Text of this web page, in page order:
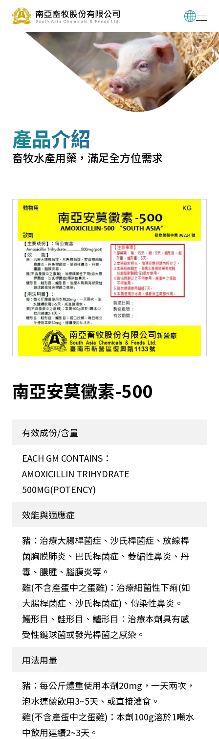
產品介紹
畜牧水產用藥，滿足全方位需求
南亞安莫黴素-500
有效成份/含量
EACH GM CONTAINS：
AMOXICILLIN TRIHYDRATE
500MG(POTENCY)
效能與適應症
豬：治療大腸桿菌症、沙氏桿菌症、放線桿
菌胸膜肺炎、巴氏桿菌症、萎縮性鼻炎、丹
毒、膿腫、腦膜炎等。
雞(不含產蛋中之蛋雞)：治療細菌性下痢(如
大腸桿菌症、沙氏桿菌症)、傳染性鼻炎。
鰻形目、鮭形目、鱸形目∶治療本劑具有感
受性鏈球菌或發光桿菌之感染。
用法用量
豬：每公斤體重使用本劑20mg，一天兩次，
泡水連續飲用3~5天、或直接灌食。
雞(不含產蛋中之蛋雞)：本劑100g溶於1噸水
中飲用連續2~3天。